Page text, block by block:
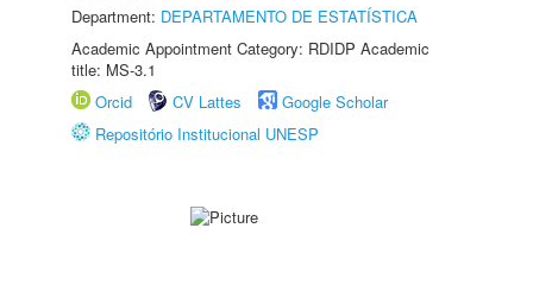
Department: DEPARTAMENTO DE ESTATÍSTICA
Academic Appointment Category: RDIDP Academic
title: MS-3.1
Orcid
CV Lattes
Google Scholar
Repositório Institucional UNESP